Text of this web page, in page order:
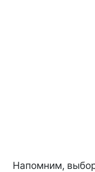
Напомним,